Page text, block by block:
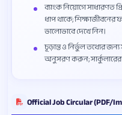
ব্যাংক নিয়োগে সাধারণত
ধাপ থাকে; শিক্ষাজীবনের
ভালোভাবে দেখে নিন।
চূড়ান্ত ও নির্ভুল তথ্যের
অনুসরণ করুন;
Official Job Circular (PDF/